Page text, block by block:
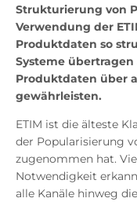
Strukturierung von
Verwendung der
Produktdaten so
Systeme
Produktdaten über
gewährleisten.
ETIM ist die älteste
der Popularisierung
zugenommen hat.
Notwendigkeit
alle Kanäle hinweg